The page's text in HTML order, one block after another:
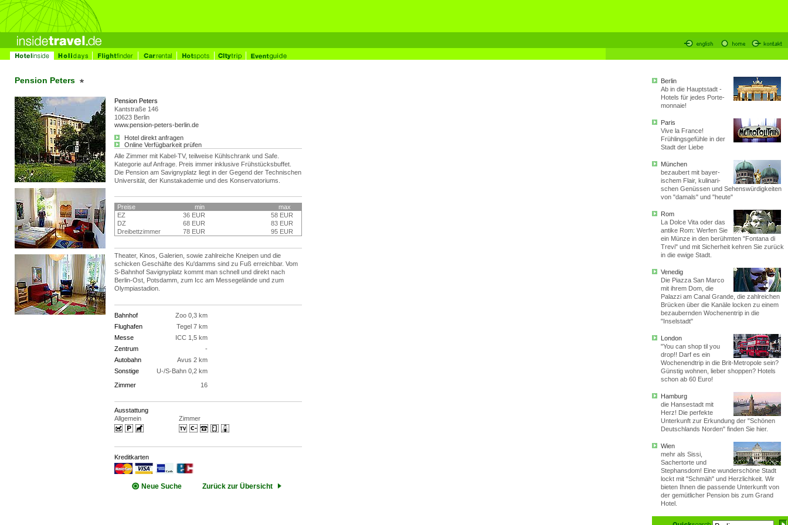
Pension Peters
Pension Peters
Kantstraße 146
10623 Berlin
www.pension-peters-berlin.de
Hotel direkt anfragen
Online Verfügbarkeit prüfen
Alle Zimmer mit Kabel-TV, teilweise Kühlschrank und Safe.
Kategorie auf Anfrage. Preis immer inklusive Frühstücksbuffet.
Die Pension am Savignyplatz liegt in der Gegend der Technischen
Universität, der Kunstakademie und des Konservatoriums.
Preise min
max
EZ
36 EUR
58 EUR
DZ
68 EUR
83 EUR
Dreibettzimmer
78 EUR 95 EUR
Theater, Kinos, Galerien, sowie zahlreiche Kneipen und die
schicken Geschäfte des Ku'damms sind zu Fuß erreichbar. Vom
S-Bahnhof Savignyplatz kommt man schnell und direkt nach
Berlin-Ost, Potsdamm, zum Icc am Messegelände und zum
Olympiastadion.
Bahnhof
Zoo 0,3 km
Flughafen
Tegel 7 km
Messe
ICC 1,5 km
Zentrum
-
Autobahn
Avus 2 km
Sonstige
U-/S-Bahn 0,2 km
Zimmer
16
Ausstattung
Allgemein
Zimmer
Kreditkarten
Neue Suche Zurück zur Übersicht
Berlin
Ab in die Hauptstadt -
Hotels für jedes Porte-
monnaie!
Paris
Vive la France!
Frühlingsgefühle in der
Stadt der Liebe
München
bezaubert mit bayer-
ischem Flair, kulinari-
schen Genüssen und Sehenswürdigkeiten
von "damals" und "heute"
Rom
La Dolce Vita oder das
antike Rom: Werfen Sie
ein Münze in den berühmten "Fontana di
Trevi" und mit Sicherheit kehren Sie zurück
in die ewige Stadt.
Venedig
Die Piazza San Marco
mit ihrem Dom, die
Palazzi am Canal Grande, die zahlreichen
Brücken über die Kanäle locken zu einem
bezaubernden Wochenentrip in die
"Inselstadt"
London
"You can shop til you
drop!! Darf es ein
Wochenendtrip in die Brit-Metropole sein?
Günstig wohnen, lieber shoppen? Hotels
schon ab 60 Euro!
Hamburg
die Hansestadt mit
Herz! Die perfekte
Unterkunft zur Erkundung der "Schönen
Deutschlands Norden" finden Sie hier.
Wien
mehr als Sissi,
Sachertorte und
Stephansdom! Eine wunderschöne Stadt
lockt mit "Schmäh" und Herzlichkeit. Wir
bieten Ihnen die passende Unterkunft von
der gemütlicher Pension bis zum Grand
Hotel.